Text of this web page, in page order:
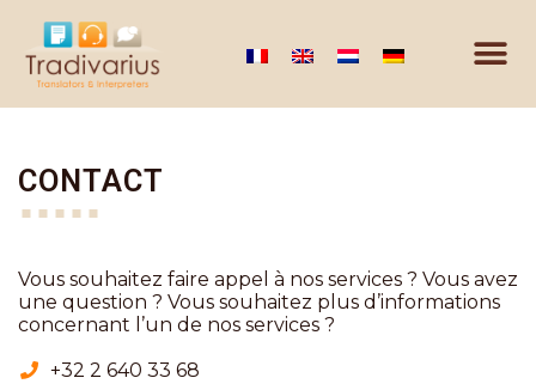
CONTACT
Vous souhaitez faire appel à nos services ? Vous avez
une question ? Vous souhaitez plus d’informations
concernant l’un de nos services ?
+32 2 640 33 68